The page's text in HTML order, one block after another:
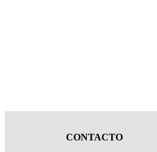
CONTACTO